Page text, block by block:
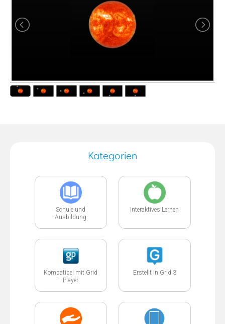
Kategorien
Schule und
Ausbildung
Interaktives Lernen
Kompatibel mit Grid
Player
Erstellt in Grid 3